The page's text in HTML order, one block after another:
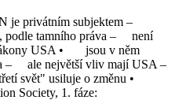
privátním subjektem –
podle tamního práva – není
USA • jsou v něm
– ale největší vliv mají USA –
svět" usiluje o změnu •
Society, 1. fáze: